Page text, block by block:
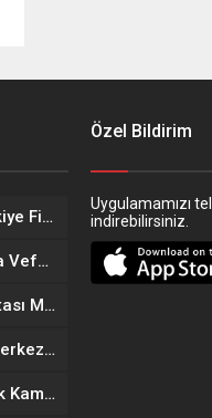
Eskişehir’in Altın Kızları Türkiye Finalleri Yolunda!
Eskişehir Sağlık Teşkilatında Vefa Buluşması
Eskişehir’in Yeni Döner Noktası MOGAF Döner Hizmete Açıldı
Eskişehir’de Yeni Güzellik Merkezi Açıldı: Kıymet Önder Güzellik Merkezi Cilt bakım
Anneler Günü’ne Özel Büyük Kampanya: Goldes Kuyumculuk’ta İndirim ve Hediye Fırsatı
Özel Bildirim
Uygulamamızı
indirebilirsiniz.